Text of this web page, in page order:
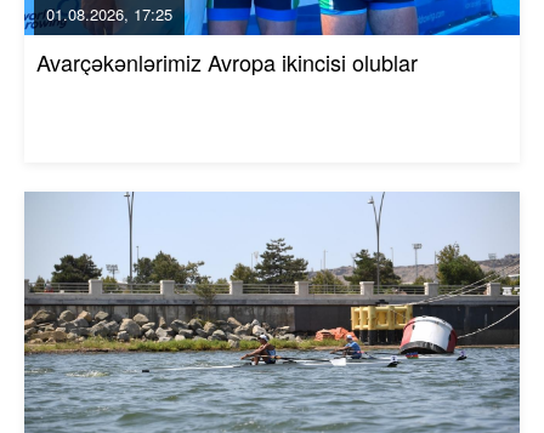
01.08.2026, 17:25
Avarçəkənlərimiz Avropa ikincisi olublar